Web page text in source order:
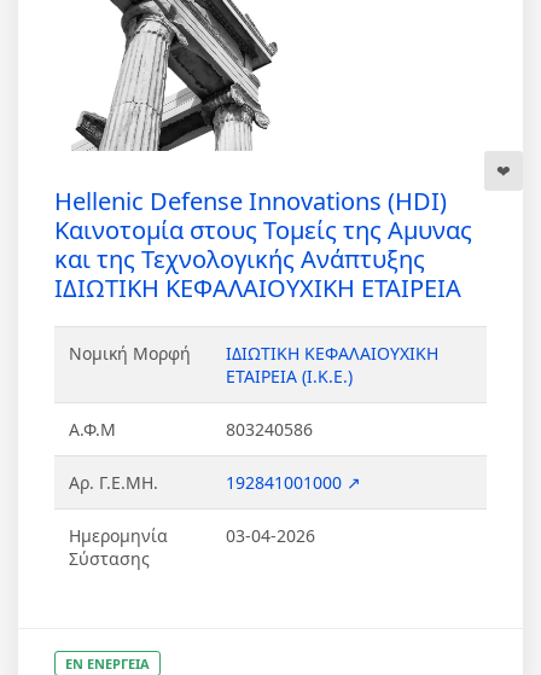
Hellenic Defense Innovations (HDI)
Καινοτομία στους Τομείς της Αμυνας
και της Τεχνολογικής Ανάπτυξης
ΙΔΙΩΤΙΚΗ ΚΕΦΑΛΑΙΟΥΧΙΚΗ ΕΤΑΙΡΕΙΑ
Νομική Μορφή
ΙΔΙΩΤΙΚΗ ΚΕΦΑΛΑΙΟΥΧΙΚΗ
ΕΤΑΙΡΕΙΑ (Ι.Κ.Ε.)
Α.Φ.Μ 803240586
Αρ. Γ.Ε.ΜΗ. 192841001000 ↗
Ημερομηνία
Σύστασης
03-04-2026
ΕΝ ΕΝΕΡΓΕΙΑ